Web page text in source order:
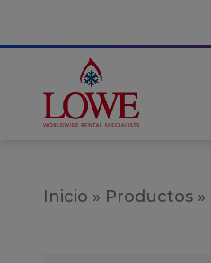
Inicio » Productos »